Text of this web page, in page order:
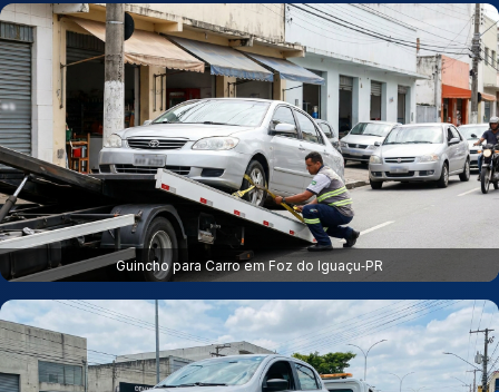
Guincho para Carro em Foz do Iguaçu‑PR